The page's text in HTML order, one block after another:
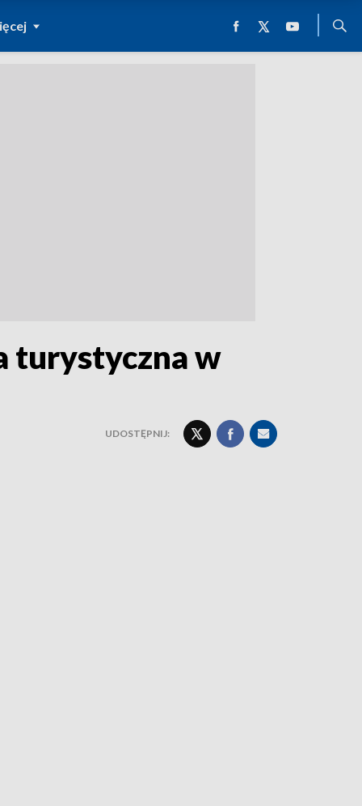
turystyczna w
UDOSTĘPNIJ: